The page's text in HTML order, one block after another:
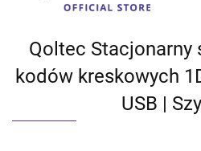
Qoltec Stacjonarny
kodów kreskowych
USB |